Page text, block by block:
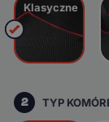
Klasyczne
2 TYP